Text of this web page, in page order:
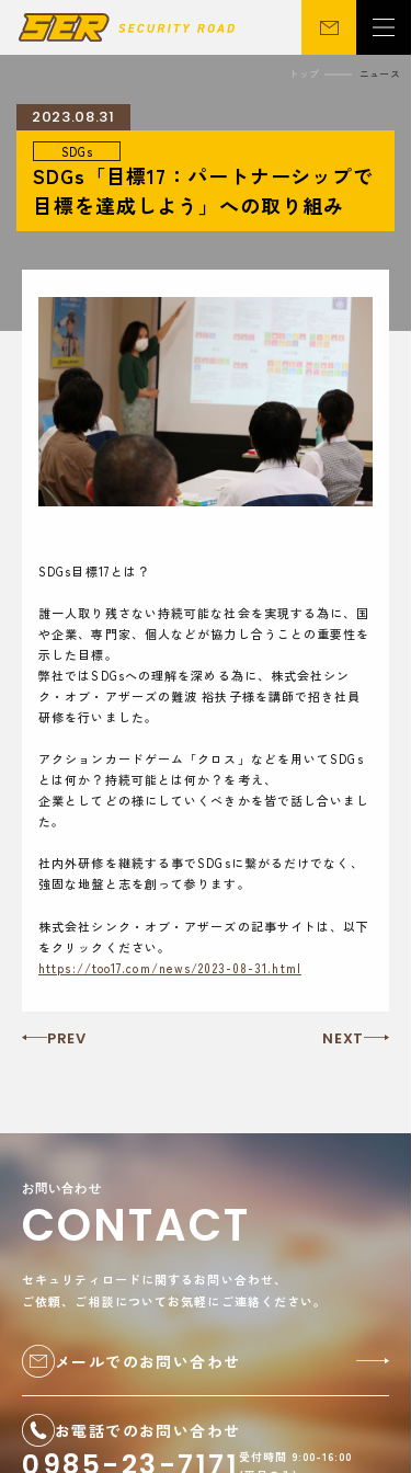
会社概要
関連事業
ニュース
サステナビリティ
CSR
シニア向け
採用情報 お問い合わせ
トップ ニュース
2023.08.31
SDGs
SDGs「目標17：パートナーシップで
目標を達成しよう」への取り組み
SDGs目標17とは？
誰一人取り残さない持続可能な社会を実現する為に、国
や企業、専門家、個人などが協力し合うことの重要性を
示した目標。
弊社ではSDGsへの理解を深める為に、株式会社シン
ク・オブ・アザーズの難波 裕扶子様を講師で招き社員
研修を行いました。
アクションカードゲーム「クロス」などを用いてSDGs
とは何か？持続可能とは何か？を考え、
企業としてどの様にしていくべきかを皆で話し合いまし
た。
社内外研修を継続する事でSDGsに繋がるだけでなく、
強固な地盤と志を創って参ります。
株式会社シンク・オブ・アザーズの記事サイトは、以下
をクリックください。
https://too17.com/news/2023-08-31.html
PREV NEXT
お問い合わせ
CONTACT
セキュリティロードに関するお問い合わせ、
ご依頼、ご相談についてお気軽にご連絡ください。
メールでのお問い合わせ
お電話でのお問い合わせ
0985-23-7171 受付時間 9:00-16:00